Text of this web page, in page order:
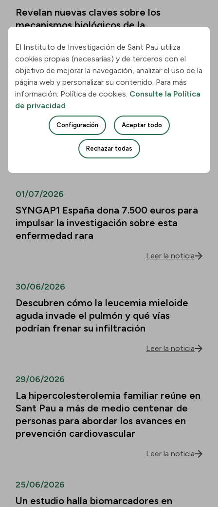
Revelan nuevas claves sobre los
mecanismos biológicos de la
Leer la noticia
01/07/2026
Los biomarcadores de la enfermedad de
Alzheimer permiten predecir el
deterioro cognitivo también en mayores
01/07/2026
SYNGAP1 España dona 7.500 euros para
impulsar la investigación sobre esta
enfermedad rara
Leer la noticia
30/06/2026
Descubren cómo la leucemia mieloide
aguda invade el pulmón y qué vías
podrían frenar su infiltración
Leer la noticia
29/06/2026
La hipercolesterolemia familiar reúne en
Sant Pau a más de medio centenar de
personas para abordar los avances en
prevención cardiovascular
Leer la noticia
25/06/2026
Un estudio halla biomarcadores en
El Instituto de Investigación de Sant Pau utiliza
cookies propias (necesarias) y de terceros con el
objetivo de mejorar la navegación, analizar el uso de la
página web y personalizar su contenido. Para más
información: Política de cookies. Consulte la Política
de privacidad
Configuración Aceptar todo
Rechazar todas